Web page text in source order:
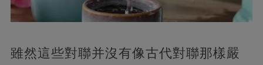
雖然這些對聯并沒有像古代對聯那樣嚴